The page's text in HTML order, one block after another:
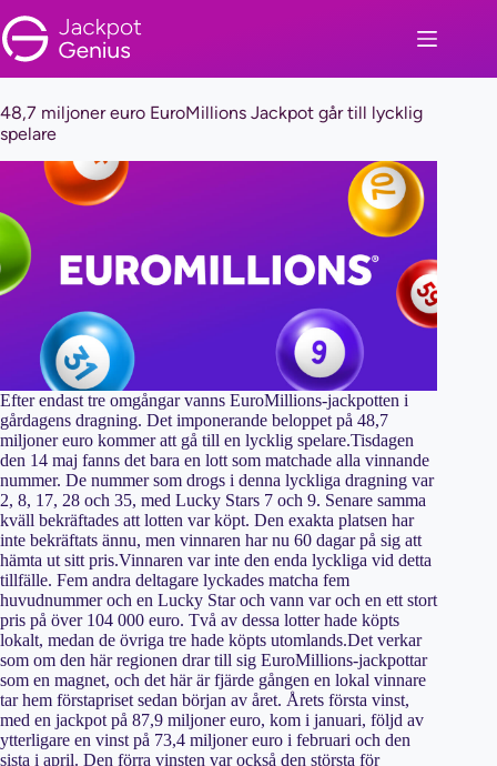
to
content
48,7 miljoner euro EuroMillions Jackpot går till lycklig
spelare
Efter endast tre omgångar vanns EuroMillions-jackpotten i
gårdagens dragning. Det imponerande beloppet på 48,7
miljoner euro kommer att gå till en lycklig spelare.Tisdagen
den 14 maj fanns det bara en lott som matchade alla vinnande
nummer. De nummer som drogs i denna lyckliga dragning var
2, 8, 17, 28 och 35, med Lucky Stars 7 och 9. Senare samma
kväll bekräftades att lotten var köpt. Den exakta platsen har
inte bekräftats ännu, men vinnaren har nu 60 dagar på sig att
hämta ut sitt pris.Vinnaren var inte den enda lyckliga vid detta
tillfälle. Fem andra deltagare lyckades matcha fem
huvudnummer och en Lucky Star och vann var och en ett stort
pris på över 104 000 euro. Två av dessa lotter hade köpts
lokalt, medan de övriga tre hade köpts utomlands.Det verkar
som om den här regionen drar till sig EuroMillions-jackpottar
som en magnet, och det här är fjärde gången en lokal vinnare
tar hem förstapriset sedan början av året. Årets första vinst,
med en jackpot på 87,9 miljoner euro, kom i januari, följd av
ytterligare en vinst på 73,4 miljoner euro i februari och den
sista i april. Den förra vinsten var också den största för